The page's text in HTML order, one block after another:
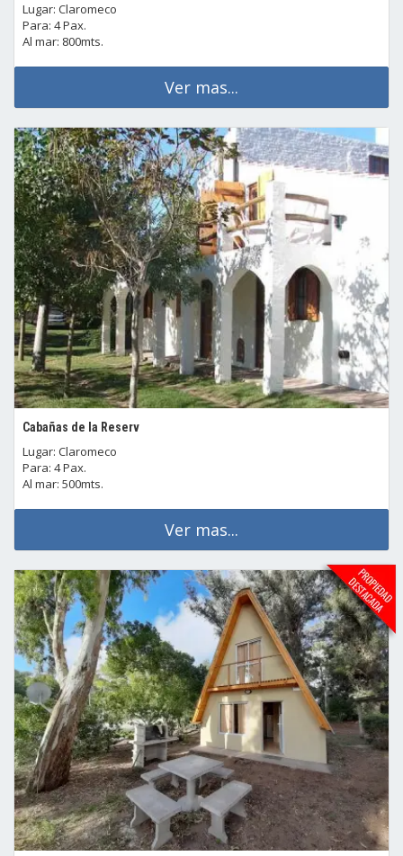
Lugar: Claromeco
Para: 4 Pax.
Al mar: 800mts.
Ver mas...
Cabañas de la Reserv
Lugar: Claromeco
Para: 4 Pax.
Al mar: 500mts.
Ver mas...